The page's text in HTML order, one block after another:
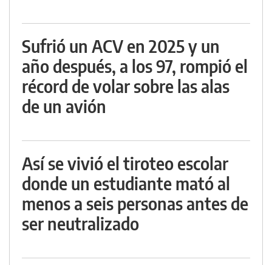
Sufrió un ACV en 2025 y un
año después, a los 97, rompió el
récord de volar sobre las alas
de un avión
Así se vivió el tiroteo escolar
donde un estudiante mató al
menos a seis personas antes de
ser neutralizado